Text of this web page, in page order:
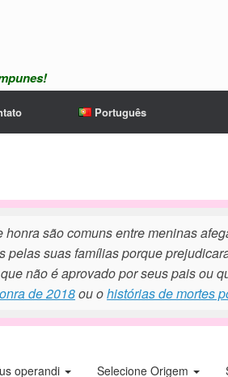
Português
honra são comuns entre meninas
pelas suas famílias porque
não é aprovado por seus pais ou
de 2018ou ohistórias de mortes